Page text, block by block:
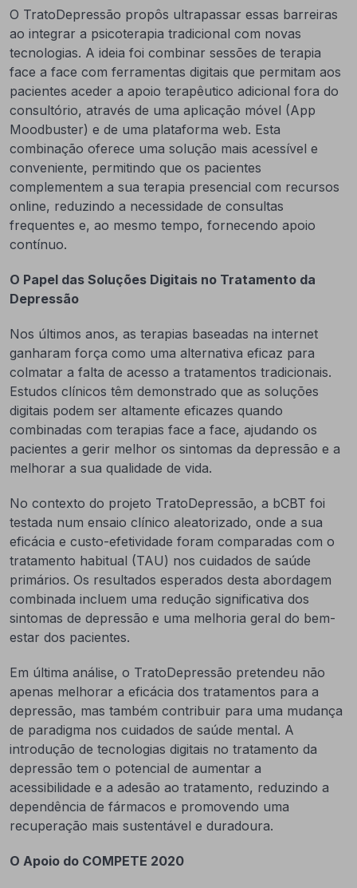
O TratoDepressão propôs ultrapassar essas barreiras
ao integrar a psicoterapia tradicional com novas
tecnologias. A ideia foi combinar sessões de terapia
face a face com ferramentas digitais que permitam aos
pacientes aceder a apoio terapêutico adicional fora do
consultório, através de uma aplicação móvel (App
Moodbuster) e de uma plataforma web. Esta
combinação oferece uma solução mais acessível e
conveniente, permitindo que os pacientes
complementem a sua terapia presencial com recursos
online, reduzindo a necessidade de consultas
frequentes e, ao mesmo tempo, fornecendo apoio
contínuo.
O Papel das Soluções Digitais no Tratamento da
Depressão
Nos últimos anos, as terapias baseadas na internet
ganharam força como uma alternativa eficaz para
colmatar a falta de acesso a tratamentos tradicionais.
Estudos clínicos têm demonstrado que as soluções
digitais podem ser altamente eficazes quando
combinadas com terapias face a face, ajudando os
pacientes a gerir melhor os sintomas da depressão e a
melhorar a sua qualidade de vida.
No contexto do projeto TratoDepressão, a bCBT foi
testada num ensaio clínico aleatorizado, onde a sua
eficácia e custo-efetividade foram comparadas com o
tratamento habitual (TAU) nos cuidados de saúde
primários. Os resultados esperados desta abordagem
combinada incluem uma redução significativa dos
sintomas de depressão e uma melhoria geral do bem-
estar dos pacientes.
Em última análise, o TratoDepressão pretendeu não
apenas melhorar a eficácia dos tratamentos para a
depressão, mas também contribuir para uma mudança
de paradigma nos cuidados de saúde mental. A
introdução de tecnologias digitais no tratamento da
depressão tem o potencial de aumentar a
acessibilidade e a adesão ao tratamento, reduzindo a
dependência de fármacos e promovendo uma
recuperação mais sustentável e duradoura.
O Apoio do COMPETE 2020